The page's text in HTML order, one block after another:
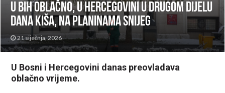
U BiH oblačno, u Hercegovini u drugom dijelu
dana kiša, na planinama snijeg
21 siječnja, 2026
U Bosni i Hercegovini danas preovladava
oblačno vrijeme.